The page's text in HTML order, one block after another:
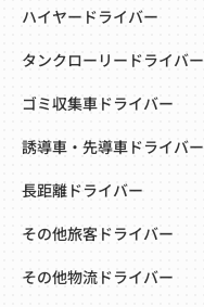
ハイヤードライバー
タンクローリードライバー
ゴミ収集車ドライバー
誘導車・先導車ドライバー
長距離ドライバー
その他旅客ドライバー
その他物流ドライバー